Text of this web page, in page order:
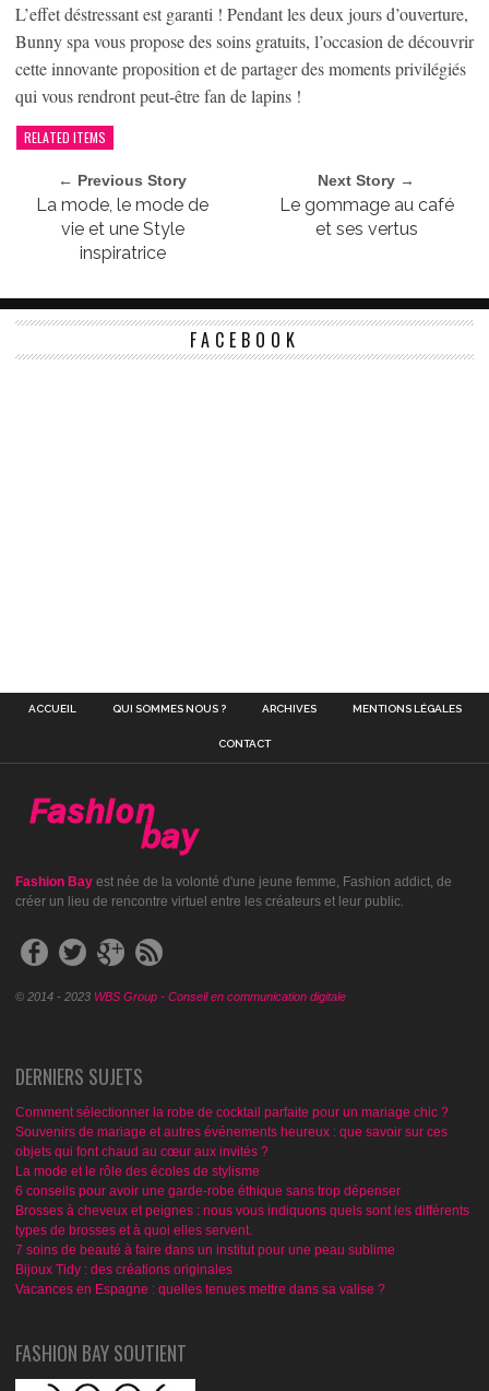
L’effet déstressant est garanti ! Pendant les deux jours d’ouverture,
Bunny spa vous propose des soins gratuits, l’occasion de découvrir
cette innovante proposition et de partager des moments privilégiés
qui vous rendront peut-être fan de lapins !
RELATED ITEMS
← Previous Story
La mode, le mode de
vie et une Style
inspiratrice
Next Story →
Le gommage au café
et ses vertus
FACEBOOK
ACCUEIL QUI SOMMES NOUS ? ARCHIVES MENTIONS LÉGALES
CONTACT
Fashion Bay est née de la volonté d'une jeune femme, Fashion addict, de
créer un lieu de rencontre virtuel entre les créateurs et leur public.
© 2014 - 2023 WBS Group - Conseil en communication digitale
DERNIERS SUJETS
Comment sélectionner la robe de cocktail parfaite pour un mariage chic ?
Souvenirs de mariage et autres événements heureux : que savoir sur ces
objets qui font chaud au cœur aux invités ?
La mode et le rôle des écoles de stylisme
6 conseils pour avoir une garde-robe éthique sans trop dépenser
Brosses à cheveux et peignes : nous vous indiquons quels sont les différents
types de brosses et à quoi elles servent.
7 soins de beauté à faire dans un institut pour une peau sublime
Bijoux Tidy : des créations originales
Vacances en Espagne : quelles tenues mettre dans sa valise ?
FASHION BAY SOUTIENT